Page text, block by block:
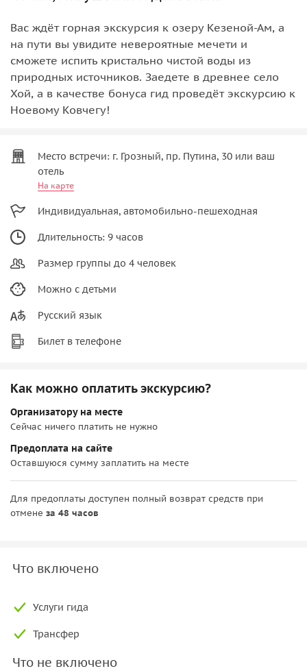
Вас ждёт горная экскурсия к озеру Кезеной-Ам, а
на пути вы увидите невероятные мечети и
сможете испить кристально чистой воды из
природных источников. Заедете в древнее село
Хой, а в качестве бонуса гид проведёт экскурсию к
Ноевому Ковчегу!
Место встречи: г. Грозный, пр. Путина, 30 или ваш
отель
На карте
Индивидуальная, автомобильно-пешеходная
Длительность: 9 часов
Размер группы до 4 человек
Можно с детьми
Русский язык
Билет в телефоне
Как можно оплатить экскурсию?
Организатору на месте
Сейчас ничего платить не нужно
Предоплата на сайте
Оставшуюся сумму заплатить на месте
Для предоплаты доступен полный возврат средств при
отмене за 48 часов
Что включено
Услуги гида
Трансфер
Что не включено